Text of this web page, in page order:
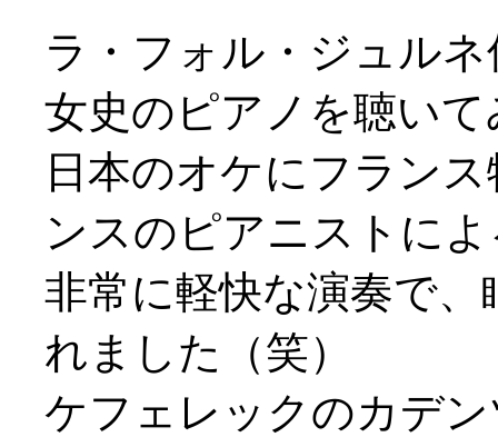
ラ・フォル・ジュル
女史のピアノを聴い
日本のオケにフラン
ンスのピアニストに
非常に軽快な演奏で
れました（笑）
ケフェレックのカデ